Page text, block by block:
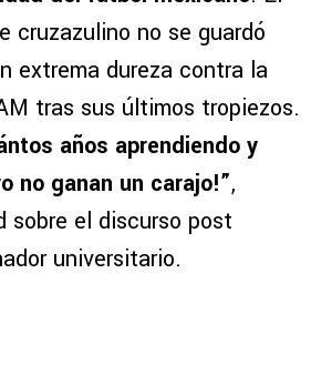
cruzazulino no se guardó
extrema dureza contra la
tras sus últimos tropiezos.
años aprendiendo y
no ganan un carajo!”,
sobre el discurso post
universitario.